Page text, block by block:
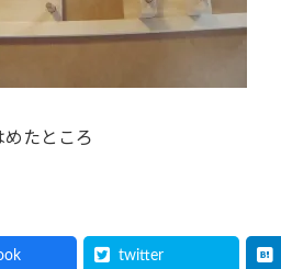
めたところ
twitter